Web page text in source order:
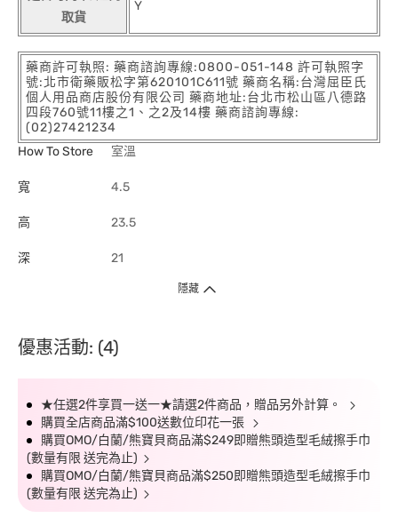
取貨
Y
藥商許可執照: 藥商諮詢專線:0800-051-148 許可執照字
號:北市衛藥販松字第620101C611號 藥商名稱:台灣屈臣氏
個人用品商店股份有限公司 藥商地址:台北市松山區八德路
四段760號11樓之1、之2及14樓 藥商諮詢專線:
(02)27421234
How To Store
室溫
寬 4.5
高 23.5
深 21
隱藏
優惠活動: (4)
★任選2件享買一送一★請選2件商品，贈品另外計算。
購買全店商品滿$100送數位印花一張
購買OMO/白蘭/熊寶貝商品滿$249即贈熊頭造型毛絨擦手巾
(數量有限 送完為止)
購買OMO/白蘭/熊寶貝商品滿$250即贈熊頭造型毛絨擦手巾
(數量有限 送完為止)